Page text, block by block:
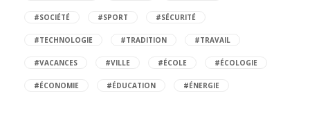
#SOCIÉTÉ #SPORT #SÉCURITÉ
#TECHNOLOGIE #TRADITION #TRAVAIL
#VACANCES #VILLE #ÉCOLE #ÉCOLOGIE
#ÉCONOMIE #ÉDUCATION #ÉNERGIE